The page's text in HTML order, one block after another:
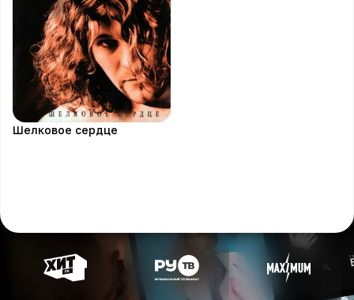
Шелковое сердце